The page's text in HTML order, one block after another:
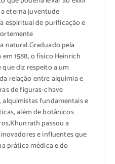
aeternajuventude
espiritualde purificaçãoe
natural.Graduado pela
em 1588, o físicoHeinrich
quediz respeito a um
da relação entrealquimia e
defiguras-chave
, alquimistas fundamentaise
, além debotânicos
Khunrath passou a
inovadores e influentesque
prática médica edo